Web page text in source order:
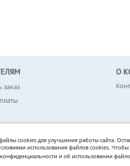
заказ
О
cookies для улучшения работы сайта.
использования файлов cookies.
и об использовании